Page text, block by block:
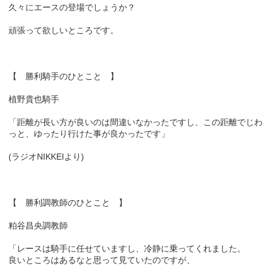
久々にエースの登場でしょうか？
頑張って欲しいところです。
【 勝利騎手のひとこと 】
植野貴也騎手
「距離が長い方が良いのは間違いなかったですし、この距離でじわ
っと、ゆったり行けた事が良かったです」
(ラジオNIKKEIより)
【 勝利調教師のひとこと 】
粕谷昌央調教師
「レースは騎手に任せていますし、冷静に乗ってくれました。
良いところはあるなと思って見ていたのですが、